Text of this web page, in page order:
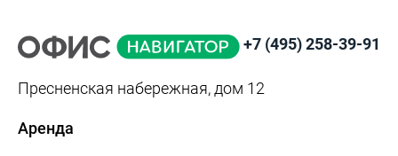
+7 (495) 258-39-91
Пресненская набережная, дом 12
Аренда